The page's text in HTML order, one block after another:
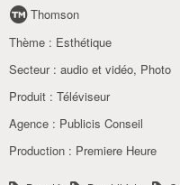
Thomson
Thème : Esthétique
Secteur : audio et vidéo, Photo
Produit : Téléviseur
Agence : Publicis Conseil
Production : Premiere Heure